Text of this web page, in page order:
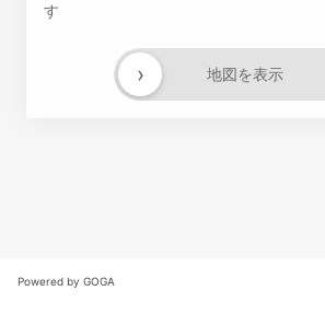
す
地図を表示
›
Powered by GOGA